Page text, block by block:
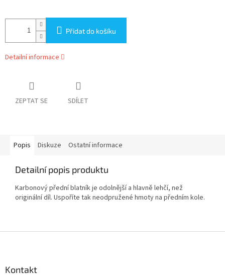
Přidat do košíku
Detailní informace
ZEPTAT SE SDÍLET
Popis Diskuze Ostatní informace
Detailní popis produktu
Karbonový přední blatník je odolnější a hlavně lehčí, než
originální díl. Uspoříte tak neodpružené hmoty na předním kole.
Kontakt